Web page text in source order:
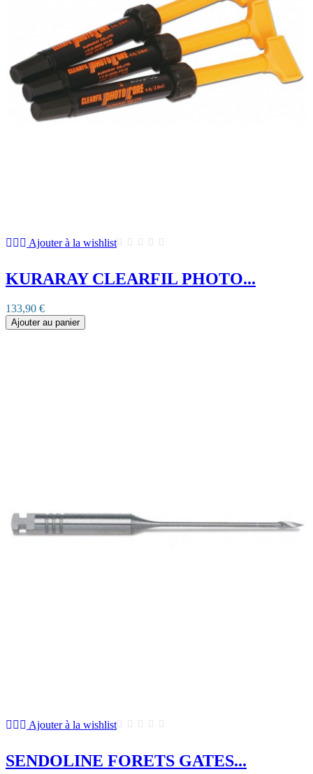
Ajouter à la wishlist
KURARAY CLEARFIL PHOTO...
133,90 €
Ajouter au panier
Ajouter à la wishlist
SENDOLINE FORETS GATES...